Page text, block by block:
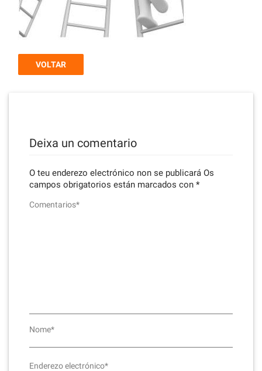
VOLTAR
Deixa un comentario
O teu enderezo electrónico non se publicará Os
campos obrigatorios están marcados con *
Comentarios*
Nome*
Enderezo electrónico*